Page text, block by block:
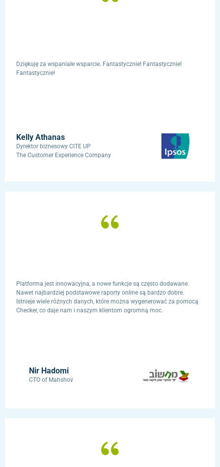
Dziękuję za wspaniałe wsparcie. Fantastycznie! Fantastycznie!
Fantastycznie!
Kelly Athanas
Dyrektor biznesowy CITE UP
The Customer ​Experience Company
Platforma jest innowacyjna, a nowe funkcje są często dodawane.
Nawet najbardziej podstawowe raporty online są bardzo dobre.
Istnieje wiele różnych danych, które można wygenerować za pomocą
Checker, co daje nam i naszym klientom ogromną moc.
Nir Hadomi
CTO of Mahshov